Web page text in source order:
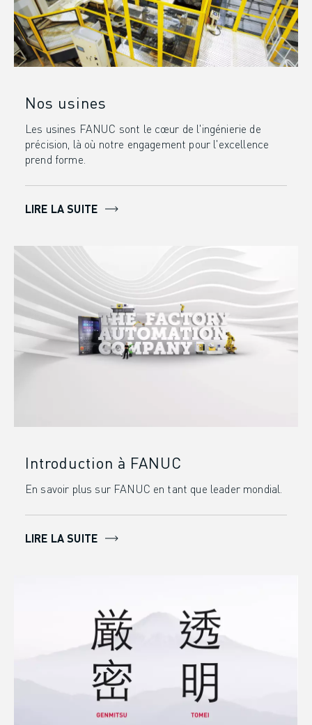
FORMATION ET ÉDUCATION
FANUC ACADEMY
SOLUTIONS POUR LES INDUSTRIES
SOLUTIONS POUR L'ÉDUCATION
ÉVÉNEMENTS ÉDUCATIFS
ACTUALITÉS ET MÉDIAS
EVÉNEMENTS
ÉVÉNEMENTS ÉDUCATIFS
A PROPOS DE FANUC
A PROPOS DE FANUC
CARRIÈRE
FAÇONNEZ VOTRE AVENIR AVEC FANUC
REJOIGNEZ-NOUS
CONTACT
CONTACT
Nos usines
Les usines FANUC sont le cœur de l'ingénierie de
précision, là où notre engagement pour l'excellence
prend forme.
LIRE LA SUITE
Introduction à FANUC
En savoir plus sur FANUC en tant que leader mondial.
LIRE LA SUITE